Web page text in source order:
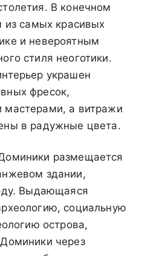
В конечном
из самых красивых
и невероятным
стиля неоготики.
украшен
фресок,
а витражи
в радужные цвета.
размещается
здании,
Выдающаяся
социальную
острова,
через